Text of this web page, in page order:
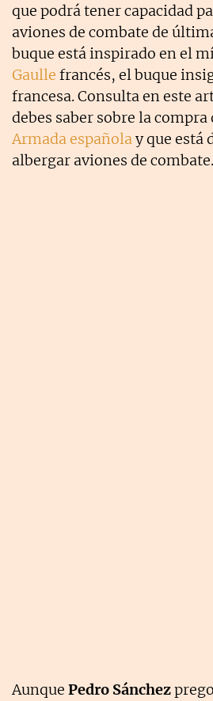
que podrá tener capacidad
aviones de combate de
buque está inspirado en el
Gaulle francés, el buque
francesa. Consulta en este
debes saber sobre la compra
Armada españolay que está
albergar aviones de combate.
Aunque Pedro Sánchez